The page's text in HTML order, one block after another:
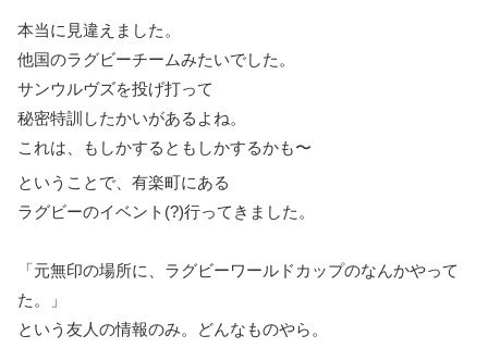
本当に見違えました。
他国のラグビーチームみたいでした。
サンウルヴズを投げ打って
秘密特訓したかいがあるよね。
これは、もしかするともしかするかも〜
ということで、有楽町にある
ラグビーのイベント(?)行ってきました。
「元無印の場所に、ラグビーワールドカップのなんかやって
た。」
という友人の情報のみ。どんなものやら。